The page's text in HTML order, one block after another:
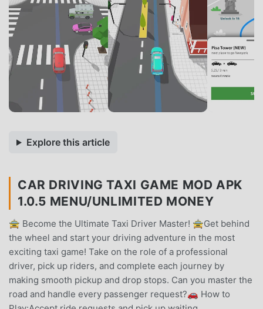
Explore this article
CAR DRIVING TAXI GAME MOD APK
1.0.5 MENU/UNLIMITED MONEY
🚖 Become the Ultimate Taxi Driver Master! 🚖Get behind
the wheel and start your driving adventure in the most
exciting taxi game! Take on the role of a professional
driver, pick up riders, and complete each journey by
making smooth pickup and drop stops. Can you master the
road and handle every passenger request?🚗 How to